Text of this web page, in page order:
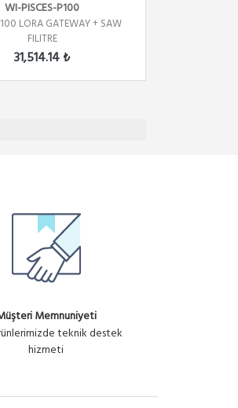
WI-PISCES-P100
LORA GATEWAY + SAW
FILITRE
31,514.14 ₺
Memnuniyeti
teknik destek
hizmeti